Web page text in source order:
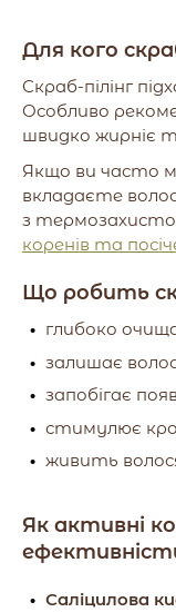
Для кого
Скраб-пілінг
Особливо
швидко жирніє
Якщо ви часто
вкладаєте
з
коренів та
Що робить
глибоко
залишає
запобігає
стимулює
живить
Як активні
Саліцилова